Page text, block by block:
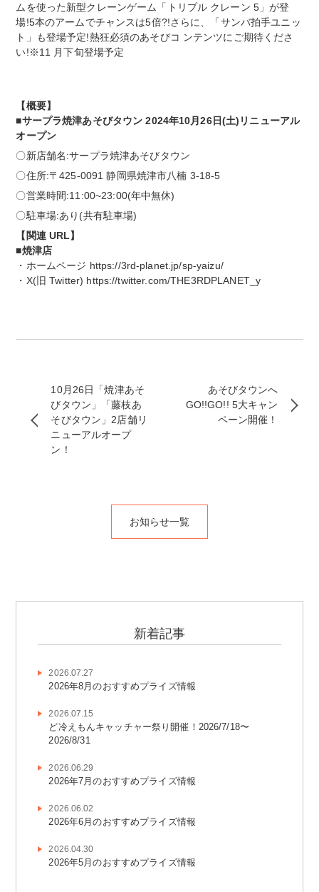
ムを使った新型クレーンゲーム「トリプル クレーン 5」が登
場!5本のアームでチャンスは5倍?!さらに、「サンバ拍手ユニッ
ト」も登場予定!熱狂必須のあそびコ ンテンツにご期待くださ
い!※11 月下旬登場予定
【概要】
■サープラ焼津あそびタウン 2024年10月26日(土)リニューアル
オープン
〇新店舗名:サープラ焼津あそびタウン
〇住所:〒425-0091 静岡県焼津市八楠 3-18-5
〇営業時間:11:00~23:00(年中無休)
〇駐車場:あり(共有駐車場)
【関連 URL】
■焼津店
・ホームページ https://3rd-planet.jp/sp-yaizu/
・X(旧 Twitter) https://twitter.com/THE3RDPLANET_y
10月26日「焼津あそ
びタウン」「藤枝あ
そびタウン」2店舗リ
ニューアルオープ
ン！
あそびタウンへ
GO!!GO!! 5大キャン
ペーン開催！
お知らせ一覧
新着記事
2026.07.27
2026年8月のおすすめプライズ情報
2026.07.15
ど冷えもんキャッチャー祭り開催！2026/7/18〜
2026/8/31
2026.06.29
2026年7月のおすすめプライズ情報
2026.06.02
2026年6月のおすすめプライズ情報
2026.04.30
2026年5月のおすすめプライズ情報